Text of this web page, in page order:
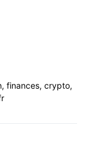
finances, crypto,